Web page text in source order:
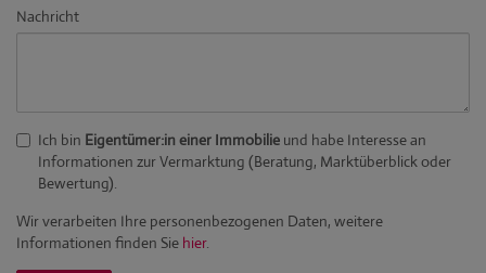
Nachricht
Ich bin Eigentümer:in einer Immobilie und habe Interesse an
Informationen zur Vermarktung (Beratung, Marktüberblick oder
Bewertung).
Wir verarbeiten Ihre personenbezogenen Daten, weitere
Informationen finden Sie hier.